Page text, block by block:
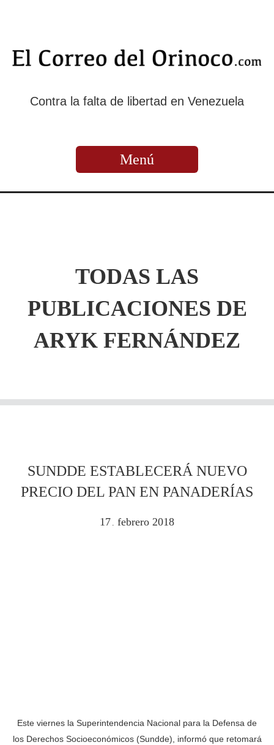
Contra la falta de libertad en Venezuela
Menú
TODAS LAS
PUBLICACIONES DE
ARYK FERNÁNDEZ
SUNDDE ESTABLECERÁ NUEVO
PRECIO DEL PAN EN PANADERÍAS
17 . febrero 2018
Este viernes la Superintendencia Nacional para la Defensa de
los Derechos Socioeconómicos (Sundde), informó que retomará